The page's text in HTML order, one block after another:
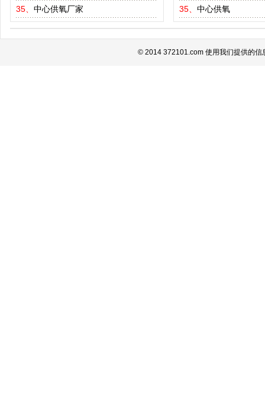
35、 中心供氧厂家
35、 中心供氧
© 2014 372101.com 使用我们提供的信